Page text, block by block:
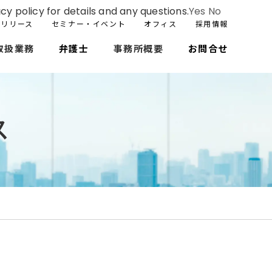
リース セミナー・イベント オフィス 採用情報
扱業務 弁護士 事務所概要 お問合せ
policy for details and any questions.Yes No